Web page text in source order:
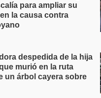
para ampliar su
la causa contra
despedida de la hija
murió en la ruta
un árbol cayera sobre